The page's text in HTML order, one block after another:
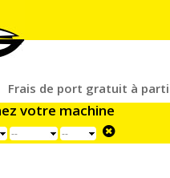
Frais de port gratuit à
votre machine